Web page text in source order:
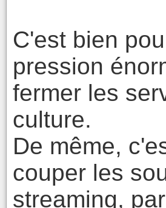
C'est bien
pression
fermer les
culture.
De même,
couper les
streaming,